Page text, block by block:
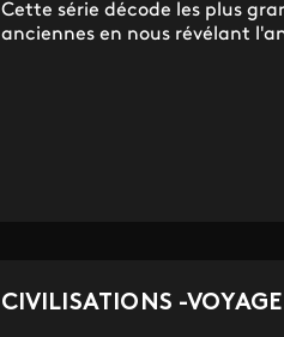
Cette série décode les plus
anciennes en nous révélant
CIVILISATIONS -